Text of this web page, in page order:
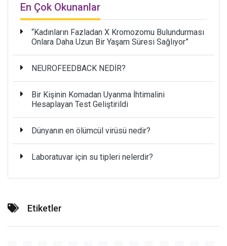
En Çok Okunanlar
“Kadınların Fazladan X Kromozomu Bulundurması
Onlara Daha Uzun Bir Yaşam Süresi Sağlıyor”
NEUROFEEDBACK NEDİR?
Bir Kişinin Komadan Uyanma İhtimalini
Hesaplayan Test Geliştirildi
Dünyanın en ölümcül virüsü nedir?
Laboratuvar için su tipleri nelerdir?
Etiketler